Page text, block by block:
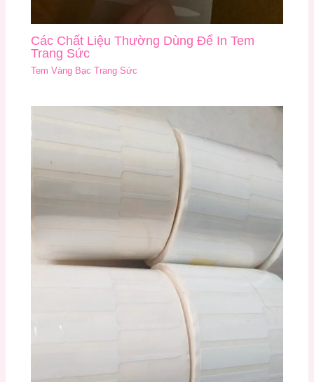
Các Chất Liệu Thường Dùng Để In Tem
Trang Sức
Tem Vàng Bạc Trang Sức